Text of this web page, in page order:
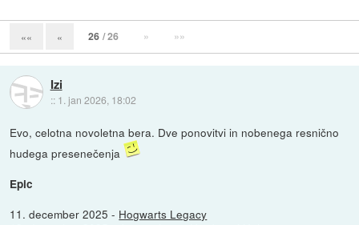
«« « 26 / 26 » »»
Izi
:: 1. jan 2026, 18:02
Evo, celotna novoletna bera. Dve ponovitvi in nobenega resnično
hudega presenečenja
Epic
11. december 2025 - Hogwarts Legacy